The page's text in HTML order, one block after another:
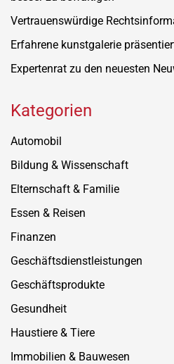
Vertrauenswürdige
Erfahrene kunstgalerie
Expertenrat zu den neuesten
Kategorien
Automobil
Bildung & Wissenschaft
Elternschaft & Familie
Essen & Reisen
Finanzen
Geschäftsdienstleistungen
Geschäftsprodukte
Gesundheit
Haustiere & Tiere
Immobilien & Bauwesen